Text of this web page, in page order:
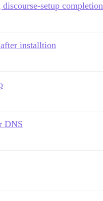
setup completion
installtion
DNS